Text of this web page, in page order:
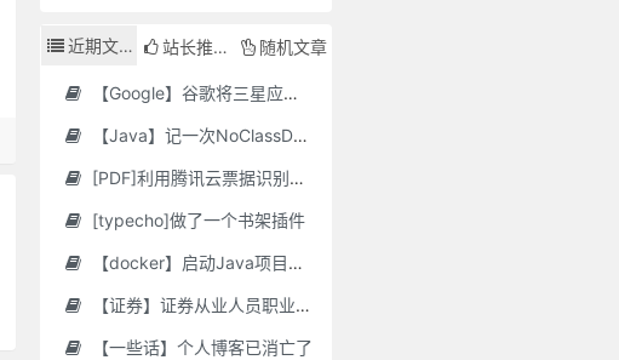
近期文章 站长推荐 随机文章
【Google】谷歌将三星应用程序标记为“有害”，并要求用户删除它们
【Java】记一次NoClassDefFoundError错误修复
[PDF]利用腾讯云票据识别接口自动修改PDF文件名
[typecho]做了一个书架插件
【docker】启动Java项目报GC Thread
【证券】证券从业人员职业道德要求及常见违规行为
【一些话】个人博客已消亡了